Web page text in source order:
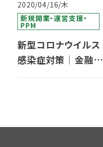
2020/04/16/木
新規開業・運営支援・
PPM
新型コロナウイルス
感染症対策│金融支